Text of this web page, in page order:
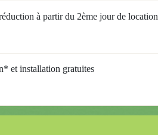
à partir du 2ème jour de location
et installation gratuites